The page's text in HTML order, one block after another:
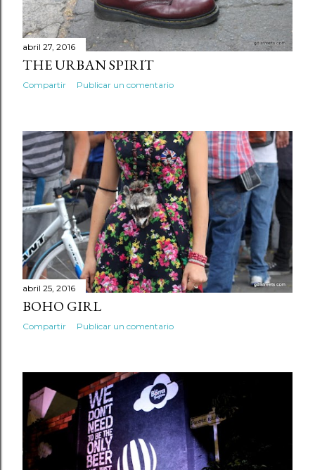
s
abril 27, 2016
THE URBAN SPIRIT
Compartir Publicar un comentario
abril 25, 2016
BOHO GIRL
Compartir Publicar un comentario